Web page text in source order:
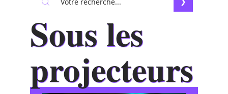
Sous les
projecteurs